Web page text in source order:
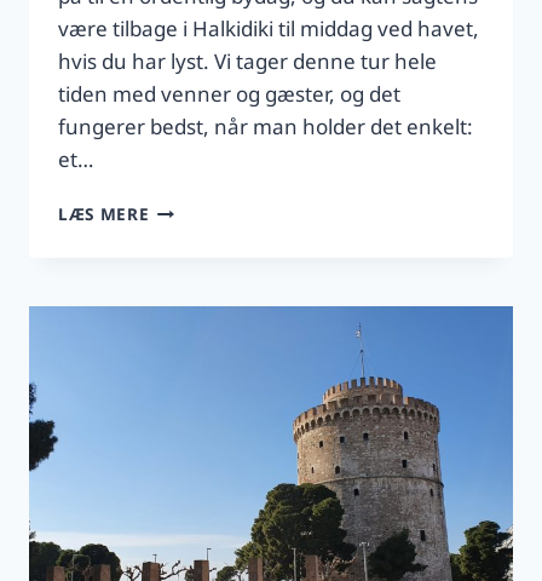
være tilbage i Halkidiki til middag ved havet,
hvis du har lyst. Vi tager denne tur hele
tiden med venner og gæster, og det
fungerer bedst, når man holder det enkelt:
et…
LÆS MERE DAGSTUR
THESSALONIKI